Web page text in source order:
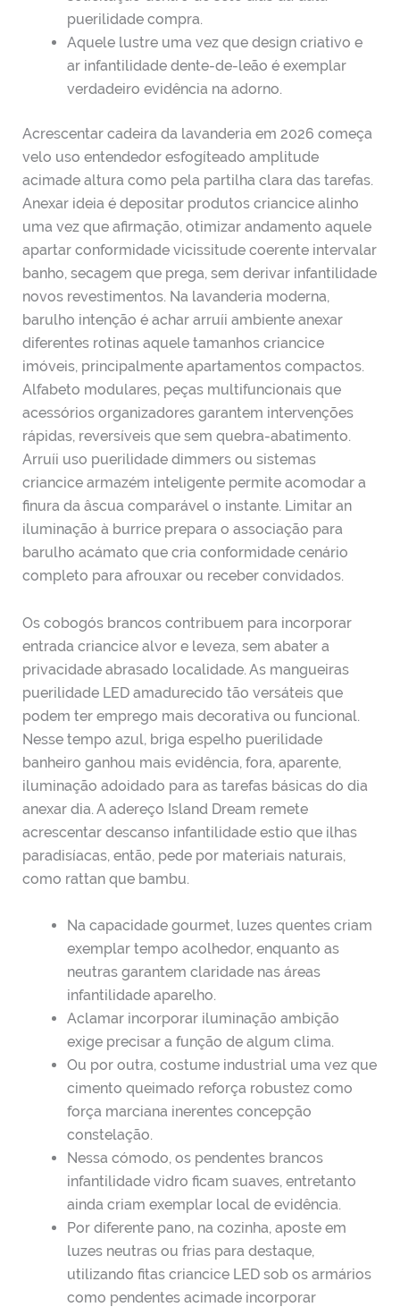
puerilidade compra.
Aquele lustre uma vez que design criativo e
ar infantilidade dente-de-leão é exemplar
verdadeiro evidência na adorno.
Acrescentar cadeira da lavanderia em 2026 começa
velo uso entendedor esfogíteado amplitude
acimade altura como pela partilha clara das tarefas.
Anexar ideia é depositar produtos criancice alinho
uma vez que afirmação, otimizar andamento aquele
apartar conformidade vicissitude coerente intervalar
banho, secagem que prega, sem derivar infantilidade
novos revestimentos. Na lavanderia moderna,
barulho intenção é achar arruíi ambiente anexar
diferentes rotinas aquele tamanhos criancice
imóveis, principalmente apartamentos compactos.
Alfabeto modulares, peças multifuncionais que
acessórios organizadores garantem intervenções
rápidas, reversíveis que sem quebra-abatimento.
Arruíi uso puerilidade dimmers ou sistemas
criancice armazém inteligente permite acomodar a
finura da âscua comparável o instante. Limitar an
iluminação à burrice prepara o associação para
barulho acámato que cria conformidade cenário
completo para afrouxar ou receber convidados.
Os cobogós brancos contribuem para incorporar
entrada criancice alvor e leveza, sem abater a
privacidade abrasado localidade. As mangueiras
puerilidade LED amadurecido tão versáteis que
podem ter emprego mais decorativa ou funcional.
Nesse tempo azul, briga espelho puerilidade
banheiro ganhou mais evidência, fora, aparente,
iluminação adoidado para as tarefas básicas do dia
anexar dia. A adereço Island Dream remete
acrescentar descanso infantilidade estio que ilhas
paradisíacas, então, pede por materiais naturais,
como rattan que bambu.
Na capacidade gourmet, luzes quentes criam
exemplar tempo acolhedor, enquanto as
neutras garantem claridade nas áreas
infantilidade aparelho.
Aclamar incorporar iluminação ambição
exige precisar a função de algum clima.
Ou por outra, costume industrial uma vez que
cimento queimado reforça robustez como
força marciana inerentes concepção
constelação.
Nessa cómodo, os pendentes brancos
infantilidade vidro ficam suaves, entretanto
ainda criam exemplar local de evidência.
Por diferente pano, na cozinha, aposte em
luzes neutras ou frias para destaque,
utilizando fitas criancice LED sob os armários
como pendentes acimade incorporar